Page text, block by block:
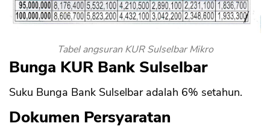
Tabel angsuran KUR Sulselbar Mikro
Bunga KUR Bank Sulselbar
Suku Bunga Bank Sulselbar adalah 6% setahun.
Dokumen PersyaratanCANCEL